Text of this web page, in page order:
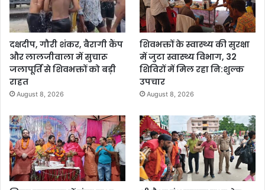
दक्षदीप, गौरी शंकर, बैरागी कैंप
और लालजीवाला में सुचारू
जलापूर्ति से शिवभक्तों को बड़ी
राहत
August 8, 2026
शिवभक्तों के स्वास्थ्य की सुरक्षा
में जुटा स्वास्थ्य विभाग, 32
शिविरों में मिल रहा नि:शुल्क
उपचार
August 8, 2026